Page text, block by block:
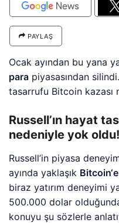
PAYLAŞ
Ocak ayından bu yana
para piyasasından
tasarrufu Bitcoin kazası
Russell’ın hayat
nedeniyle yok oldu!
Russell’in piyasa
ayında yaklaşık Bitcoin‘e
biraz yatırım deneyimi
500.000 dolar
konuyu şu sözlerle